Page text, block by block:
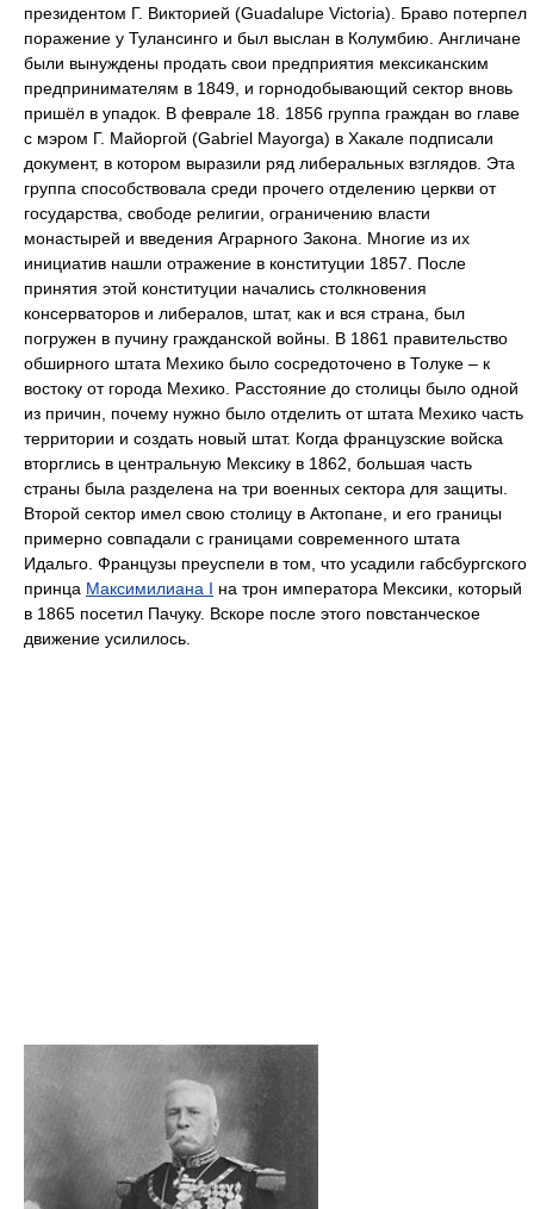
президентом Г. Викторией (Guadalupe Victoria). Браво потерпел
поражение у Тулансинго и был выслан в Колумбию. Англичане
были вынуждены продать свои предприятия мексиканским
предпринимателям в 1849, и горнодобывающий сектор вновь
пришёл в упадок. В феврале 18. 1856 группа граждан во главе
с мэром Г. Майоргой (Gabriel Mayorga) в Хакале подписали
документ, в котором выразили ряд либеральных взглядов. Эта
группа способствовала среди прочего отделению церкви от
государства, свободе религии, ограничению власти
монастырей и введения Аграрного Закона. Многие из их
инициатив нашли отражение в конституции 1857. После
принятия этой конституции начались столкновения
консерваторов и либералов, штат, как и вся страна, был
погружен в пучину гражданской войны. В 1861 правительство
обширного штата Мехико было сосредоточено в Толуке – к
востоку от города Мехико. Расстояние до столицы было одной
из причин, почему нужно было отделить от штата Мехико часть
территории и создать новый штат. Когда французские войска
вторглись в центральную Мексику в 1862, большая часть
страны была разделена на три военных сектора для защиты.
Второй сектор имел свою столицу в Актопане, и его границы
примерно совпадали с границами современного штата
Идальго. Французы преуспели в том, что усадили габсбургского
принца Максимилиана I на трон императора Мексики, который
в 1865 посетил Пачуку. Вскоре после этого повстанческое
движение усилилось.